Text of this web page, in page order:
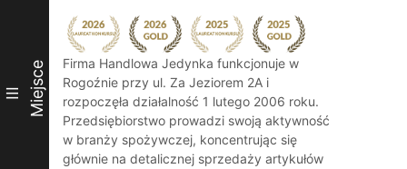
III Miejsce
Firma Handlowa Jedynka funkcjonuje w
Rogoźnie przy ul. Za Jeziorem 2A i
rozpoczęła działalność 1 lutego 2006 roku.
Przedsiębiorstwo prowadzi swoją aktywność
w branży spożywczej, koncentrując się
głównie na detalicznej sprzedaży artykułów